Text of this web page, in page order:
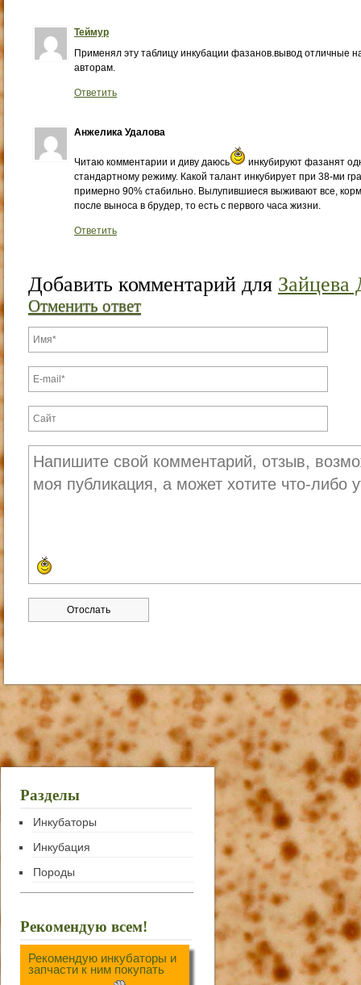
Теймур
Применял эту таблицу инкубации фазанов.вывод отличные
авторам.
Ответить
Анжелика Удалова
Читаю комментарии и диву даюсь
инкубируют фазанят
стандартному режиму. Какой талант инкубирует при 38-ми
примерно 90% стабильно. Вылупившиеся выживают все,
после выноса в брудер, то есть с первого часа жизни.
Ответить
Добавить комментарий для Зайцева
Отменить ответ
Разделы
Инкубаторы
Инкубация
Породы
Рекомендую всем!
Рекомендую инкубаторы и
запчасти к ним покупать